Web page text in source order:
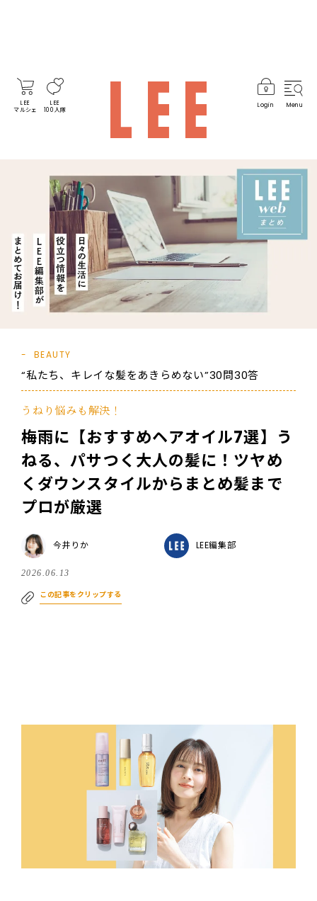
LEE
マルシェ
LEE
100人隊
Login Menu
BEAUTY
“私たち、キレイな髪をあきらめない”30問30答
うねり悩みも解決！
梅雨に【おすすめヘアオイル7選】う
ねる、パサつく大人の髪に！ツヤめ
くダウンスタイルからまとめ髪まで
プロが厳選
今井りか LEE編集部
2026.06.13
この記事をクリップする